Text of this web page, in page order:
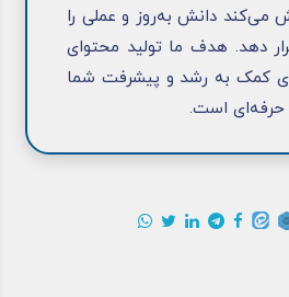
می‌کند دانش به‌روز و عملی را
دهد. هدف ما تولید محتوای
کمک به رشد و پیشرفت شما
حرفه‌ای است.